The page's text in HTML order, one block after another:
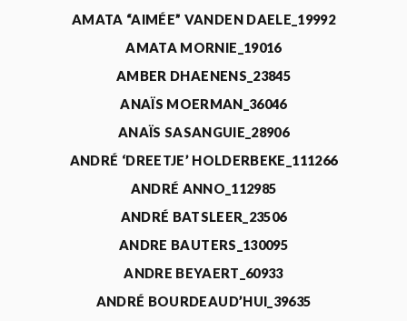
AMATA “AIMÉE” VANDEN DAELE_19992
AMATA MORNIE_19016
AMBER DHAENENS_23845
ANAÏS MOERMAN_36046
ANAÏS SASANGUIE_28906
ANDRÉ ‘DREETJE’ HOLDERBEKE_111266
ANDRÉ ANNO_112985
ANDRÉ BATSLEER_23506
ANDRE BAUTERS_130095
ANDRE BEYAERT_60933
ANDRÉ BOURDEAUD’HUI_39635